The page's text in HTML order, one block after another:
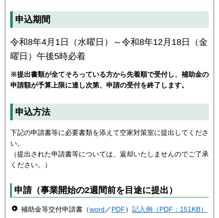
申込期間
令和8年4月1日（水曜日）～令和8年12月18日（金
曜日）午後5時必着
※提出書類が全てそろっている方から先着順で受付し、補助金の
申請額が予算上限に達し次第、申請の受付を終了します。
申込方法
下記の申請書等に必要書類を添えて空家対策室に提出してくださ
い。
（提出された申請書等については、返却いたしませんのでご了承
ください。）
申請（事業開始の2週間前を目途に提出）
補助金等交付申請書（word ／PDF） 記入例（PDF：151KB）